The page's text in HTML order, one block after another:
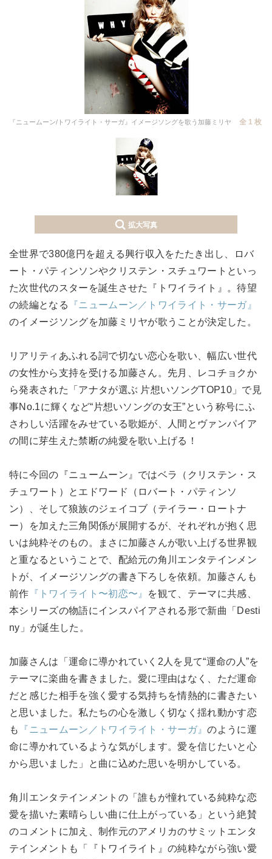
『ニュームーン/トワイライト・サーガ』イメージソングを歌う加藤ミリヤ 全 1 枚
拡大写真
全世界で380億円を超える興行収入をたたき出し、ロバ
ート・パティンソンやクリステン・スチュワートといっ
た次世代のスターを誕生させた『トワイライト』。待望
の続編となる
『ニュームーン／トワイライト・サーガ』
のイメージソングを加藤ミリヤが歌うことが決定した。
リアリティあふれる詞で切ない恋心を歌い、幅広い世代
の女性から支持を受ける加藤さん。先月、レコチョクか
ら発表された「アナタが選ぶ 片想いソングTOP10」で見
事No.1に輝くなど“片想いソングの女王”という称号にふ
さわしい活躍をみせている歌姫が、人間とヴァンパイア
の間に芽生えた禁断の純愛を歌い上げる！
特に今回の『ニュームーン』ではベラ（クリステン・ス
チュワート）とエドワード（ロバート・パティンソ
ン）、そして狼族のジェイコブ（テイラー・ロートナ
ー）を加えた三角関係が展開するが、それぞれが抱く思
いは純粋そのもの。まさに加藤さんが歌い上げる世界観
と重なるということで、配給元の角川エンタテインメン
トが、イメージソングの書き下ろしを依頼。加藤さんも
前作 『トワイライト〜初恋〜』 を観て、テーマに共感、
本シリーズの物語にインスパイアされる形で新曲「Desti
ny」が誕生した。
加藤さんは「運命に導かれていく2人を見て“運命の人”を
テーマに楽曲を書きました。愛に理由はなく、ただ運命
だと感じた相手を強く愛する気持ちを情熱的に書きたい
と思いました。私たちの心を激しく切なく揺れ動かす恋
も
『ニュームーン／トワイライト・サーガ』のように運
命に導かれているような気がします。愛を信じたいと心
から思いました」と曲に込めた思いを明かしている。
角川エンタテインメントの「誰もが憧れている純粋な恋
愛を描いた素晴らしい曲に仕上がっている」という絶賛
のコメントに加え、制作元のアメリカのサミットエンタ
テインメントも「『トワイライト』の純粋ながら強い愛